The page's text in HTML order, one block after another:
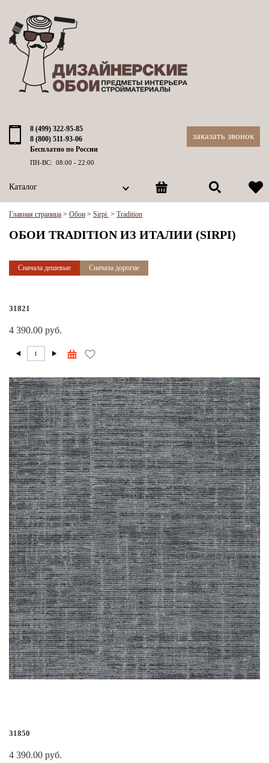
8 (499) 322-95-85
8 (800) 511-93-06
Бесплатно по России
ПН-ВС: 08:00 - 22:00
заказать звонок
Каталог
Главная страница > Обои > Sirpi > Tradition
ОБОИ TRADITION ИЗ ИТАЛИИ (SIRPI)
Сначала дешевые Сначала дорогие
31821
4 390.00 руб.
31850
4 390.00 руб.